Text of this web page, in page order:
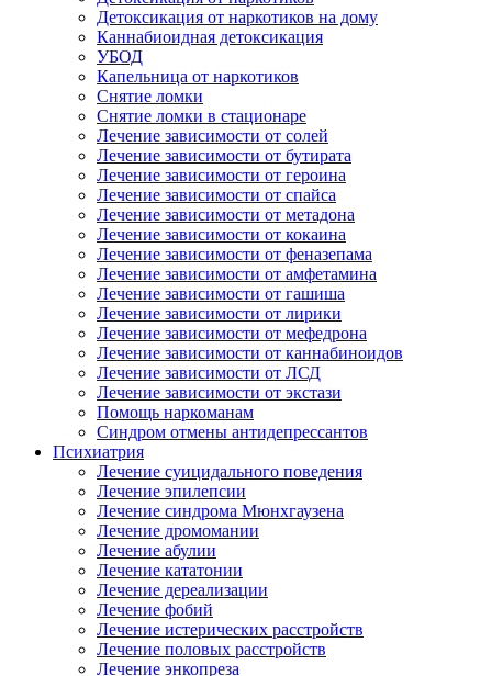
Детоксикация от наркотиков на дому
Каннабиоидная детоксикация
УБОД
Капельница от наркотиков
Снятие ломки
Снятие ломки в стационаре
Лечение зависимости от солей
Лечение зависимости от бутирата
Лечение зависимости от героина
Лечение зависимости от спайса
Лечение зависимости от метадона
Лечение зависимости от кокаина
Лечение зависимости от феназепама
Лечение зависимости от амфетамина
Лечение зависимости от гашиша
Лечение зависимости от лирики
Лечение зависимости от мефедрона
Лечение зависимости от каннабиноидов
Лечение зависимости от ЛСД
Лечение зависимости от экстази
Помощь наркоманам
Синдром отмены антидепрессантов
Психиатрия
Лечение суицидального поведения
Лечение эпилепсии
Лечение синдрома Мюнхгаузена
Лечение дромомании
Лечение абулии
Лечение кататонии
Лечение дереализации
Лечение фобий
Лечение истерических расстройств
Лечение половых расстройств
Лечение энкопреза